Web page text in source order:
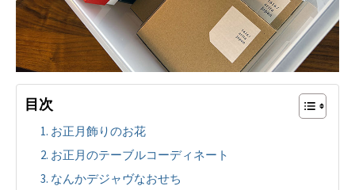
目次
お正月飾りのお花
お正月のテーブルコーディネート
なんかデジャヴなおせち